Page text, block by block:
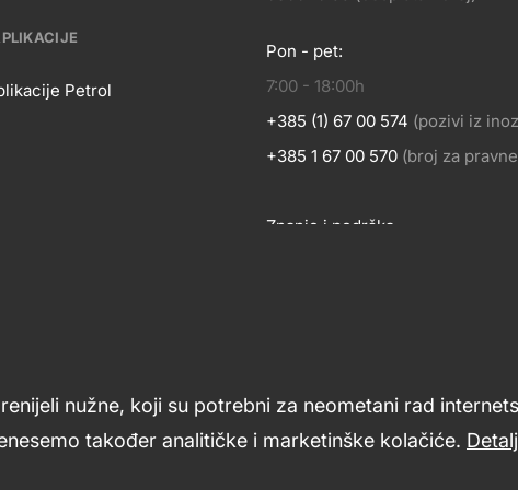
nužne, koji su potrebni za neometani rad
također analitičke i marketinške kolačiće.
Petrol KONTAKT
Pon - pet:
7:00 - 18:00h
+385 (1) 67 00 574 (pozivi iz
+385 1 67 00 570 (broj za
Znanje i podrška